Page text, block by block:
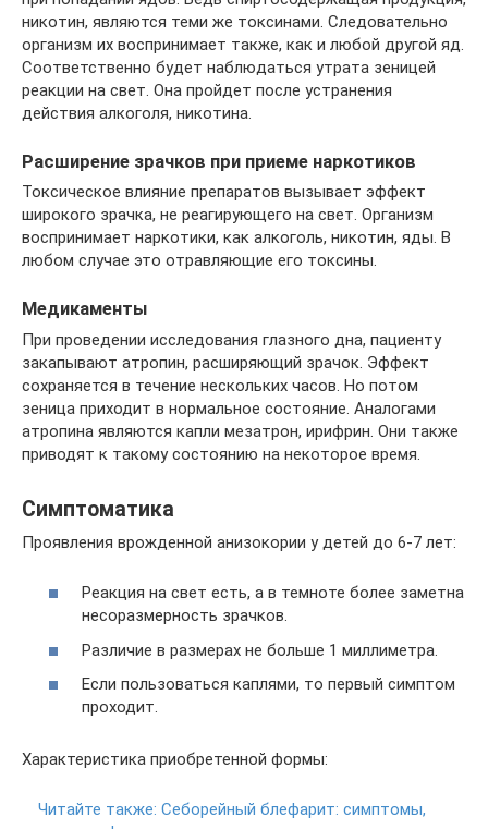
никотин, являются теми же токсинами. Следовательно
организм их воспринимает также, как и любой другой яд.
Соответственно будет наблюдаться утрата зеницей
реакции на свет. Она пройдет после устранения
действия алкоголя, никотина.
Расширение зрачков при приеме наркотиков
Токсическое влияние препаратов вызывает эффект
широкого зрачка, не реагирующего на свет. Организм
воспринимает наркотики, как алкоголь, никотин, яды. В
любом случае это отравляющие его токсины.
Медикаменты
При проведении исследования глазного дна, пациенту
закапывают атропин, расширяющий зрачок. Эффект
сохраняется в течение нескольких часов. Но потом
зеница приходит в нормальное состояние. Аналогами
атропина являются капли мезатрон, ирифрин. Они также
приводят к такому состоянию на некоторое время.
Симптоматика
Проявления врожденной анизокории у детей до 6-7 лет:
Реакция на свет есть, а в темноте более заметна
несоразмерность зрачков.
Различие в размерах не больше 1 миллиметра.
Если пользоваться каплями, то первый симптом
проходит.
Характеристика приобретенной формы:
Читайте также: Себорейный блефарит: симптомы,